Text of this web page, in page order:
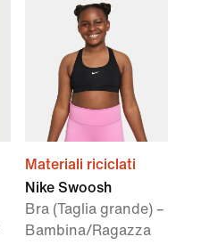
Materiali riciclati
Nike Swoosh
Bra (Taglia grande) –
Bambina/Ragazza